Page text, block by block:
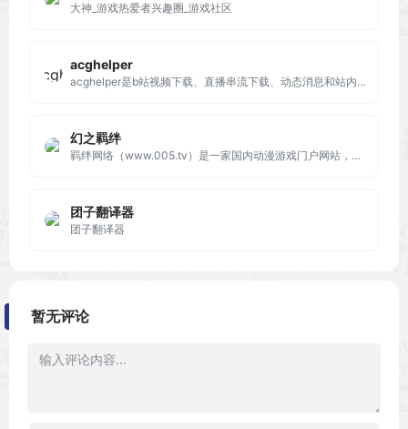
大神_游戏热爱者兴趣圈_游戏社区
acghelper
acghelper是b站视频下载、直播串流下载、动态消息和站内信消息推送、页面信息聚合等各种个性化功能的工具集
幻之羁绊
羁绊网络（www.005.tv）是一家国内动漫游戏门户网站，致力于为ACG爱好者搭建一个资源，资讯，以及交流平台。
团子翻译器
团子翻译器
暂无评论